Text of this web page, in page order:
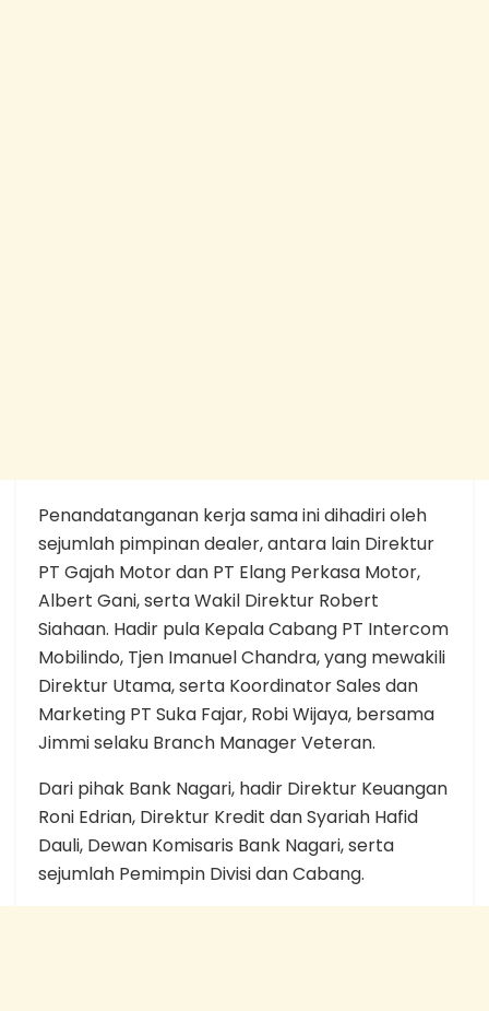
Penandatanganan kerja sama ini dihadiri oleh
sejumlah pimpinan dealer, antara lain Direktur
PT Gajah Motor dan PT Elang Perkasa Motor,
Albert Gani, serta Wakil Direktur Robert
Siahaan. Hadir pula Kepala Cabang PT Intercom
Mobilindo, Tjen Imanuel Chandra, yang mewakili
Direktur Utama, serta Koordinator Sales dan
Marketing PT Suka Fajar, Robi Wijaya, bersama
Jimmi selaku Branch Manager Veteran.
Dari pihak Bank Nagari, hadir Direktur Keuangan
Roni Edrian, Direktur Kredit dan Syariah Hafid
Dauli, Dewan Komisaris Bank Nagari, serta
sejumlah Pemimpin Divisi dan Cabang.